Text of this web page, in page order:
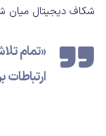
شکاف دیجیتال میان
«تمام